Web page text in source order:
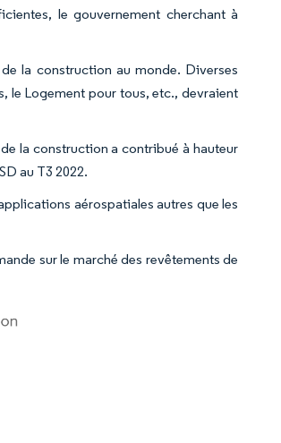
le gouvernement cherchant à
la construction au monde. Diverses
le Logement pour tous, etc., devraient
la construction a contribué à hauteur
au T3 2022.
aérospatiales autres que les
sur le marché des revêtements de